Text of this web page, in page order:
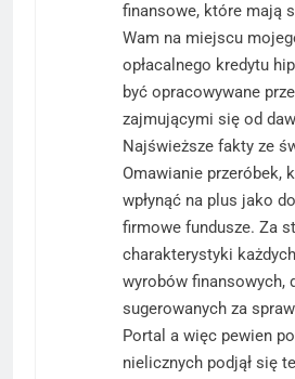
finansowe, które mają
Wam na miejscu
opłacalnego kredytu
być opracowywane
zajmującymi się od
Najświeższe fakty ze
Omawianie przeróbek,
wpłynąć na plus jako
firmowe fundusze. Za
charakterystyki
wyrobów finansowych,
sugerowanych za
Portal a więc pewien
nielicznych podjął się